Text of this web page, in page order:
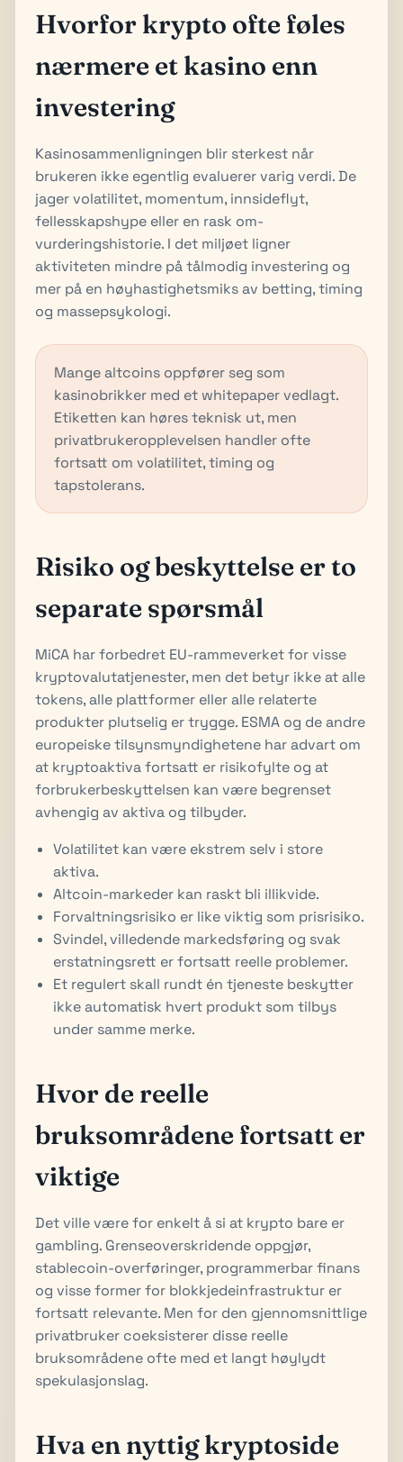
Hvorfor krypto ofte føles
nærmere et kasino enn
investering
Kasino­sammenligningen blir sterkest når
brukeren ikke egentlig evaluerer varig verdi. De
jager volatilitet, momentum, innsideflyt,
fellesskapshype eller en rask om­
vurderingshistorie. I det miljøet ligner
aktiviteten mindre på tålmodig investering og
mer på en høy­hastighetsmiks av betting, timing
og massepsykologi.
Mange altcoins oppfører seg som
kasinobrikker med et whitepaper vedlagt.
Etiketten kan høres teknisk ut, men
privatbrukeropplevelsen handler ofte
fortsatt om volatilitet, timing og
tapstolerans.
Risiko og beskyttelse er to
separate spørsmål
MiCA har forbedret EU-rammeverket for visse
kryptovalutatjenester, men det betyr ikke at alle
tokens, alle plattformer eller alle relaterte
produkter plutselig er trygge. ESMA og de andre
europeiske tilsynsmyndighetene har advart om
at kryptoaktiva fortsatt er risikofylte og at
forbrukerbeskyttelsen kan være begrenset
avhengig av aktiva og tilbyder.
Volatilitet kan være ekstrem selv i store
aktiva.
Altcoin-markeder kan raskt bli illikvide.
Forvaltningsrisiko er like viktig som prisrisiko.
Svindel, villedende markedsføring og svak
erstatningsrett er fortsatt reelle problemer.
Et regulert skall rundt én tjeneste beskytter
ikke automatisk hvert produkt som tilbys
under samme merke.
Hvor de reelle
bruksområdene fortsatt er
viktige
Det ville være for enkelt å si at krypto bare er
gambling. Grenseoverskridende oppgjør,
stablecoin-overføringer, programmerbar finans
og visse former for blokkjede­infrastruktur er
fortsatt relevante. Men for den gjennomsnittlige
privatbruker coeksisterer disse reelle
bruksområdene ofte med et langt høylydt
spekulasjonslag.
Hva en nyttig kryptoside